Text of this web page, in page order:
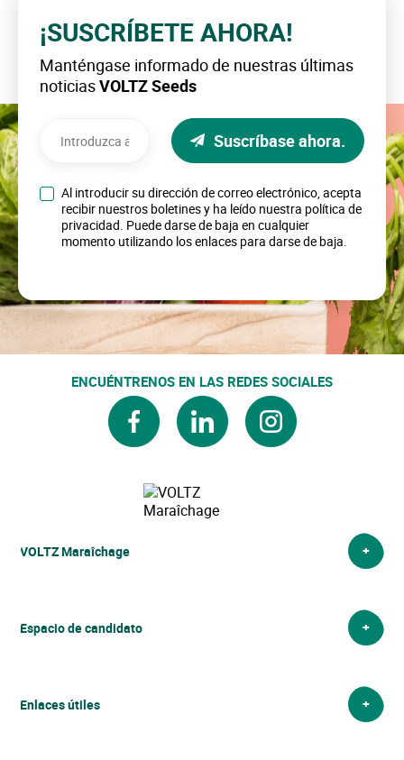
¡SUSCRÍBETE AHORA!
Manténgase informado de nuestras últimas
noticiasVOLTZ Seeds
Suscríbase ahora.
Al introducir su dirección de correo electrónico, acepta
recibir nuestros boletines y ha leído nuestra política de
privacidad. Puede darse de baja en cualquier
momento utilizando los enlaces para darse de baja.
ENCUÉNTRENOS EN LAS REDES SOCIALES
facebooklinkedin instagram
VOLTZ Maraîchage
Espacio de candidato
Enlaces útiles